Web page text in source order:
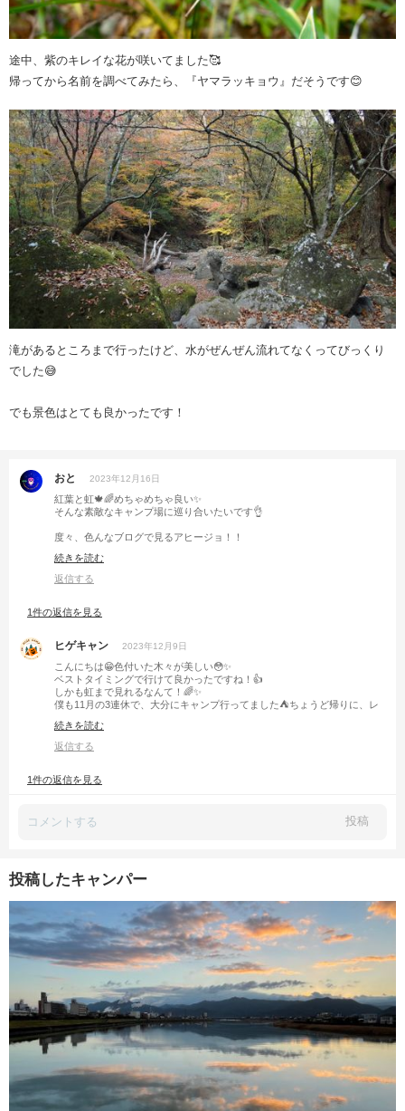
途中、紫のキレイな花が咲いてました🥰
帰ってから名前を調べてみたら、『ヤマラッキョウ』だそうです😊
滝があるところまで行ったけど、水がぜんぜん流れてなくってびっくり
でした😅
でも景色はとても良かったです！
おと 2023年12月16日
紅葉と虹🍁🌈めちゃめちゃ良い✨
そんな素敵なキャンプ場に巡り合いたいです👌
度々、色んなブログで見るアヒージョ！！
続きを読む
返信する
1件の返信を見る
ヒゲキャン 2023年12月9日
こんにちは😁色付いた木々が美しい😳✨
ベストタイミングで行けて良かったですね！👍
しかも虹まで見れるなんて！🌈✨
僕も11月の3連休で、大分にキャンプ行ってました⛺ちょうど帰りに、レ
😃大銀杏もキレイに色付いてました😊
続きを読む
返信する
1件の返信を見る
投稿
投稿したキャンパー